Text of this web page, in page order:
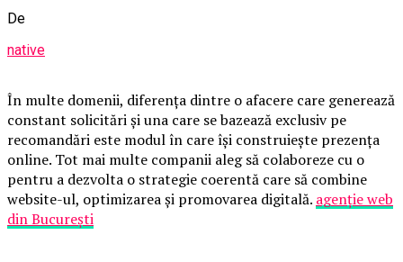
De
native
În multe domenii, diferența dintre o afacere care generează
constant solicitări și una care se bazează exclusiv pe
recomandări este modul în care își construiește prezența
online. Tot mai multe companii aleg să colaboreze cu o
pentru a dezvolta o strategie coerentă care să combine
website-ul, optimizarea și promovarea digitală. agenție web
din București